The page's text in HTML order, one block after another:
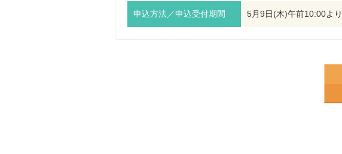
申込方法／申込受付期間 5月9日(木)午前10:00よ